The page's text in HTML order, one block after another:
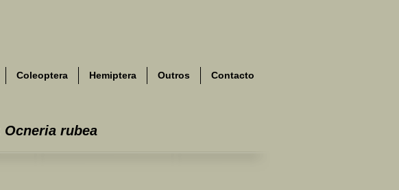
Coleoptera Hemiptera Outros Contacto
Ocneria rubea